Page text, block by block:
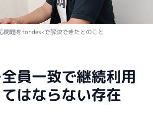
問題をfondeskで解決できたとのこと
員一致で継続利用
はならない存在